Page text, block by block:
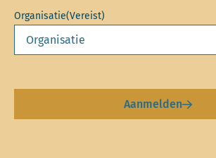
Organisatie(Vereist)
Aanmelden